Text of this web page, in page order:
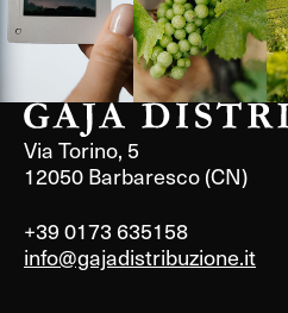
Via Torino, 5
12050 Barbaresco (CN)
+39 0173 635158
info@gajadistribuzione.it